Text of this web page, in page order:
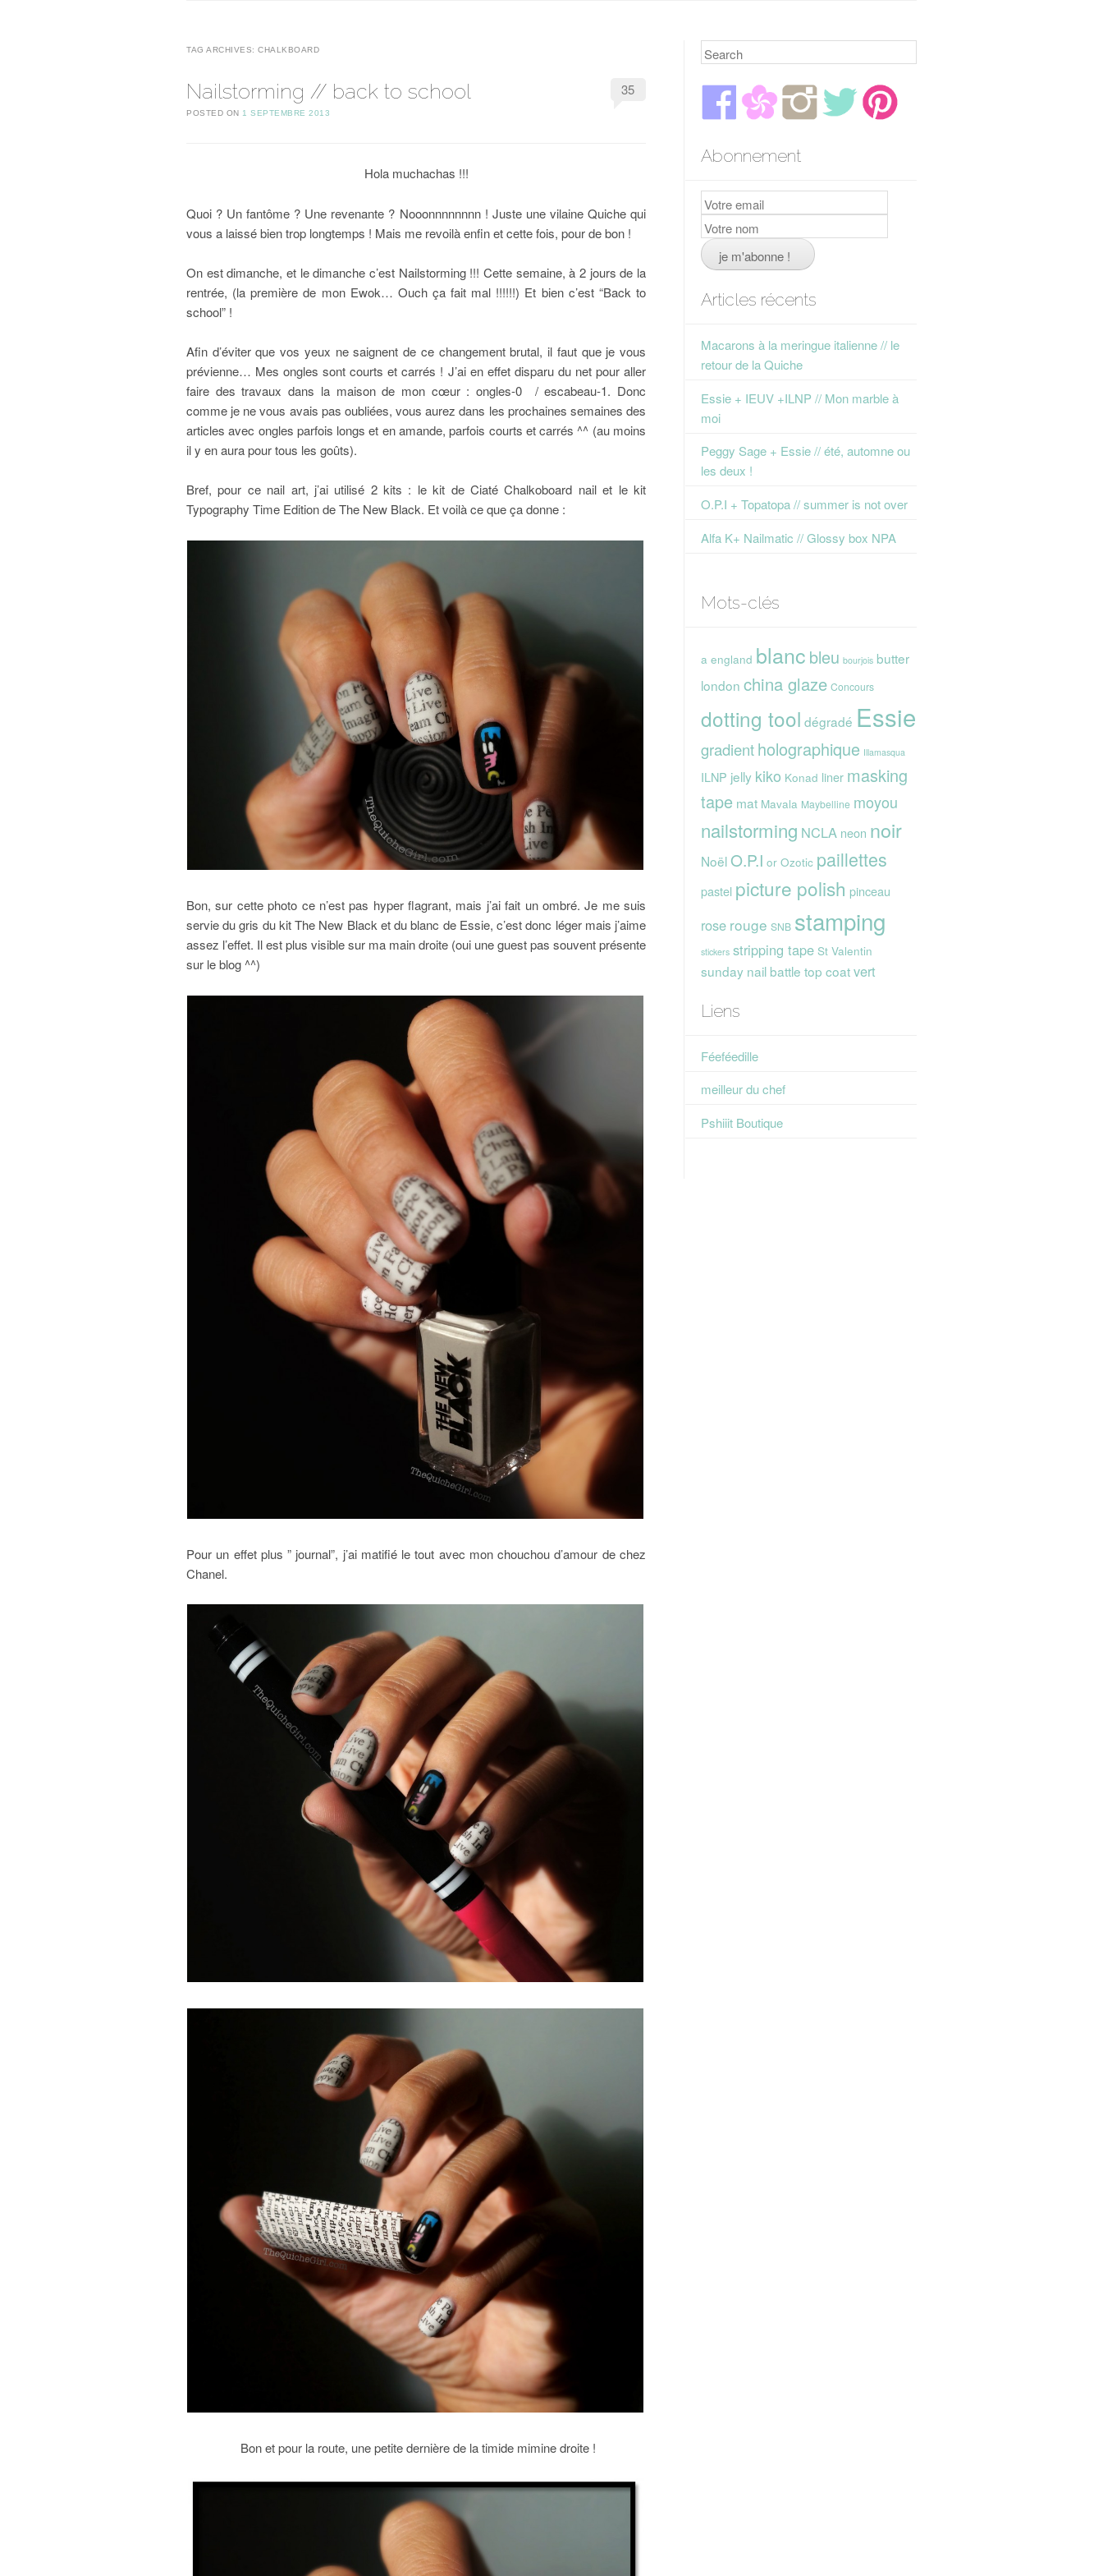
TAG ARCHIVES: CHALKBOARD
Nailstorming // back to school
POSTED ON 1 SEPTEMBRE 2013
35
Hola muchachas !!!
Quoi ? Un fantôme ? Une revenante ? Nooonnnnnnnn ! Juste une vilaine Quiche qui
vous a laissé bien trop longtemps ! Mais me revoilà enfin et cette fois, pour de bon !
On est dimanche, et le dimanche c’est Nailstorming !!! Cette semaine, à 2 jours de la
rentrée, (la première de mon Ewok… Ouch ça fait mal !!!!!!) Et bien c’est “Back to
school” !
Afin d’éviter que vos yeux ne saignent de ce changement brutal, il faut que je vous
prévienne… Mes ongles sont courts et carrés ! J’ai en effet disparu du net pour aller
faire des travaux dans la maison de mon cœur : ongles-0 / escabeau-1. Donc
comme je ne vous avais pas oubliées, vous aurez dans les prochaines semaines des
articles avec ongles parfois longs et en amande, parfois courts et carrés ^^ (au moins
il y en aura pour tous les goûts).
Bref, pour ce nail art, j’ai utilisé 2 kits : le kit de Ciaté Chalkoboard nail et le kit
Typography Time Edition de The New Black. Et voilà ce que ça donne :
Bon, sur cette photo ce n’est pas hyper flagrant, mais j’ai fait un ombré. Je me suis
servie du gris du kit The New Black et du blanc de Essie, c’est donc léger mais j’aime
assez l’effet. Il est plus visible sur ma main droite (oui une guest pas souvent présente
sur le blog ^^)
Pour un effet plus ” journal”, j’ai matifié le tout avec mon chouchou d’amour de chez
Chanel.
Bon et pour la route, une petite dernière de la timide mimine droite !
Search
Abonnement
Articles récents
Macarons à la meringue italienne // le
retour de la Quiche
Essie + IEUV +ILNP // Mon marble à
moi
Peggy Sage + Essie // été, automne ou
les deux !
O.P.I + Topatopa // summer is not over
Alfa K+ Nailmatic // Glossy box NPA
Mots-clés
a england blanc bleu bourjois butter
london china glaze Concours
dotting tool dégradé Essie
gradientholographique Illamasqua
ILNP jelly kiko Konad liner masking
tape mat Mavala Maybelline moyou
nailstorming NCLA neon noir
NoëlO.P.I or Ozotic paillettes
pastel picture polish pinceau
rose rouge SNB stamping
stickers stripping tape St Valentin
sunday nail battle top coatvert
Liens
Féeféedille
meilleur du chef
Pshiiit Boutique